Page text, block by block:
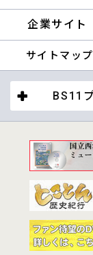
企業サイト
サイトマップ
BS11